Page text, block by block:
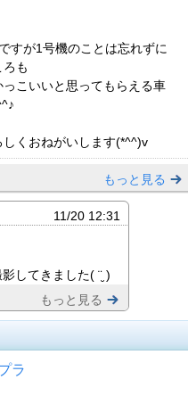
すが1号機のことは忘れずに
も
こいいと思ってもらえる車
くおねがいします(*^^)v
もっと見る
11/20 12:31
してきました( ¨̮ )
もっと見る
ラ